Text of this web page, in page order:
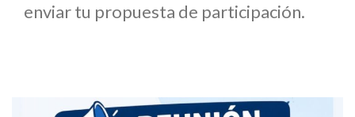
enviar tu propuesta de participación.